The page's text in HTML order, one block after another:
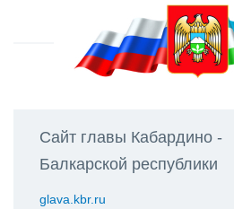
Сайт главы Кабардино -
Балкарской республики
glava.kbr.ru